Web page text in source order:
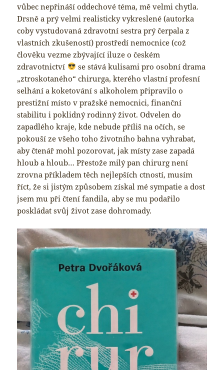
vůbec nepřináší oddechové téma, mě velmi chytla.
Drsně a prý velmi realisticky vykreslené (autorka
coby vystudovaná zdravotní sestra prý čerpala z
vlastních zkušeností) prostředí nemocnice (což
člověku vezme zbývající iluze o českém
zdravotnictví
se stává kulisami pro osobní drama
„ztroskotaného“ chirurga, kterého vlastní profesní
selhání a koketování s alkoholem připravilo o
prestižní místo v pražské nemocnici, finanční
stabilitu i poklidný rodinný život. Odvelen do
zapadlého kraje, kde nebude příliš na očích, se
pokouší ze všeho toho životního bahna vyhrabat,
aby čtenář mohl pozorovat, jak místy zase zapadá
hloub a hloub… Přestože milý pan chirurg není
zrovna příkladem těch nejlepších ctností, musím
říct, že si jistým způsobem získal mé sympatie a dost
jsem mu při čtení fandila, aby se mu podařilo
poskládat svůj život zase dohromady.